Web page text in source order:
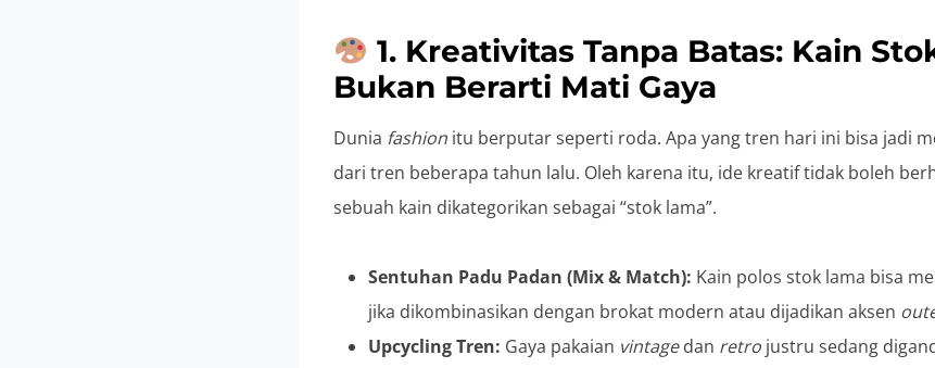
1. Kreativitas Tanpa Batas: Kain
Bukan Berarti Mati Gaya
Dunia fashion itu berputar seperti roda. Apa yang tren hari ini bisa jadi
dari tren beberapa tahun lalu. Oleh karena itu, ide kreatif tidak boleh
sebuah kain dikategorikan sebagai “stok lama”.
Sentuhan Padu Padan (Mix & Match): Kain polos stok lama bisa
jika dikombinasikan dengan brokat modern atau dijadikan aksen
Upcycling Tren: Gaya pakaian vintagedan retro justru sedang